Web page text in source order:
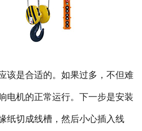
是合适的。如果过多，不但难
电机的正常运行。下一步是安装
纸切成线槽，然后小心插入线